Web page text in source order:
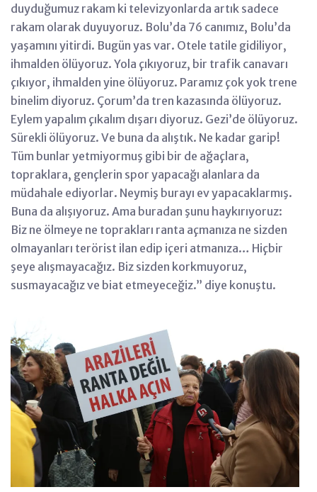
duyduğumuz rakam ki televizyonlarda artık sadece
rakam olarak duyuyoruz. Bolu’da 76 canımız, Bolu’da
yaşamını yitirdi. Bugün yas var. Otele tatile gidiliyor,
ihmalden ölüyoruz. Yola çıkıyoruz, bir trafik canavarı
çıkıyor, ihmalden yine ölüyoruz. Paramız çok yok trene
binelim diyoruz. Çorum’da tren kazasında ölüyoruz.
Eylem yapalım çıkalım dışarı diyoruz. Gezi’de ölüyoruz.
Sürekli ölüyoruz. Ve buna da alıştık. Ne kadar garip!
Tüm bunlar yetmiyormuş gibi bir de ağaçlara,
topraklara, gençlerin spor yapacağı alanlara da
müdahale ediyorlar. Neymiş burayı ev yapacaklarmış.
Buna da alışıyoruz. Ama buradan şunu haykırıyoruz:
Biz ne ölmeye ne toprakları ranta açmanıza ne sizden
olmayanları terörist ilan edip içeri atmanıza… Hiçbir
şeye alışmayacağız. Biz sizden korkmuyoruz,
susmayacağız ve biat etmeyeceğiz.” diye konuştu.